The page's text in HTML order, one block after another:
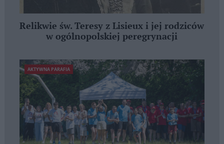
Relikwie św. Teresy z Lisieux i jej rodziców
w ogólnopolskiej peregrynacji
AKTYWNA PARAFIA